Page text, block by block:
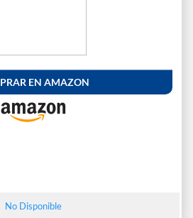
EN AMAZON
No Disponible